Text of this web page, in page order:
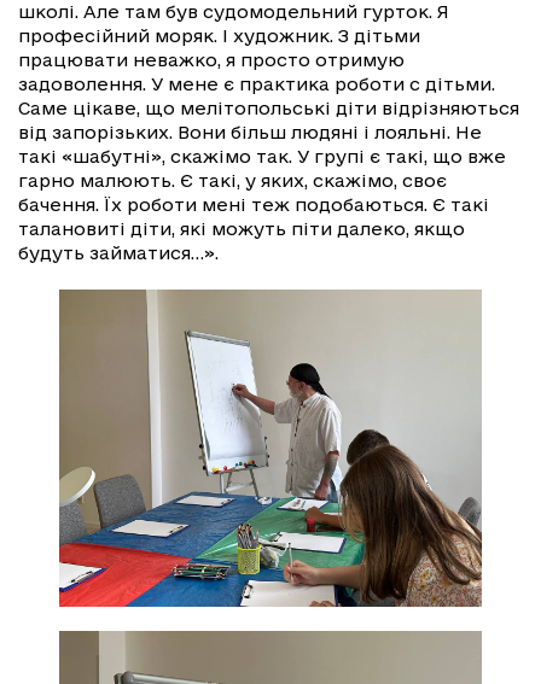
школі. Але там був судомодельний гурток. Я
професійний моряк. І художник. З дітьми
працювати неважко, я просто отримую
задоволення. У мене є практика роботи с дітьми.
Саме цікаве, що мелітопольські діти відрізняються
від запорізьких. Вони більш людяні і лояльні. Не
такі «шабутні», скажімо так. У групі є такі, що вже
гарно малюють. Є такі, у яких, скажімо, своє
бачення. Їх роботи мені теж подобаються. Є такі
талановиті діти, які можуть піти далеко, якщо
будуть займатися…».